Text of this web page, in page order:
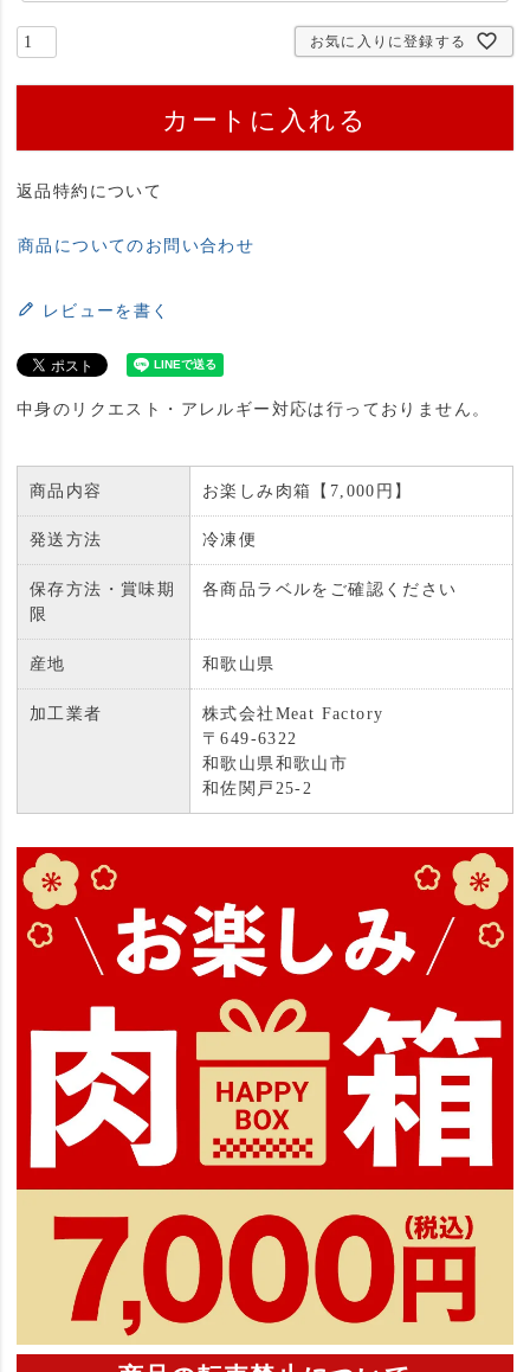
お気に入りに登録する
カートに入れる
返品特約について
商品についてのお問い合わせ
レビューを書く
中身のリクエスト・アレルギー対応は行っておりません。
商品内容 お楽しみ肉箱【7,000円】
発送方法 冷凍便
保存方法・賞味期
限
各商品ラベルをご確認ください
産地 和歌山県
加工業者
株式会社Meat Factory
〒649-6322
和歌山県和歌山市
和佐関戸25-2